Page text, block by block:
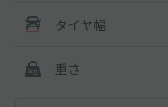
タイヤ幅
重さ